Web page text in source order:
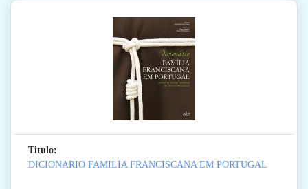
Titulo:
DICIONARIO FAMILIA FRANCISCANA EM PORTUGAL